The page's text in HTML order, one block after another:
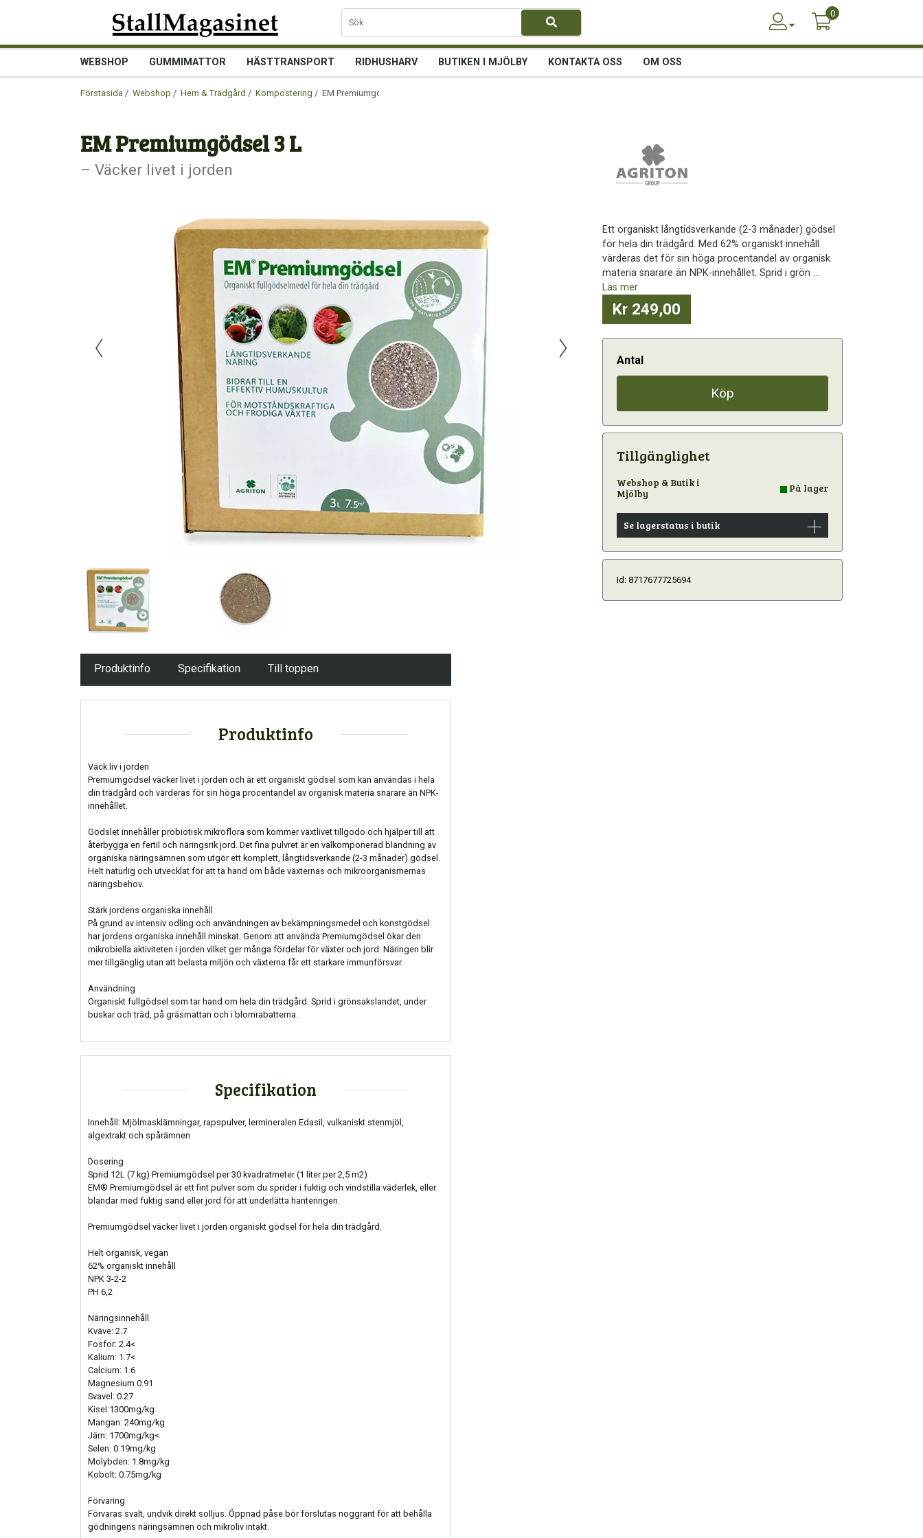
0
WEBSHOP GUMMIMATTOR HÄSTTRANSPORT RIDHUSHARV BUTIKEN I MJÖLBY KONTAKTA OSS OM OSS
Förstasida / Webshop / Hem & Trädgård / Kompostering / EM Premiumgödsel 3 L
EM Premiumgödsel 3 L
– Väcker livet i jorden
Ett organiskt långtidsverkande (2-3 månader) gödsel
för hela din trädgård. Med 62% organiskt innehåll
värderas det för sin höga procentandel av organisk
materia snarare än NPK-innehållet. Sprid i grön ...
Läs mer
Kr 249,00
Antal
Köp
Tillgänglighet
Webshop & Butik i
Mjölby
På lager
Se lagerstatus i butik
Id: 8717677725694
Produktinfo Specifikation Till toppen
Produktinfo
Väck liv i jorden
Premiumgödsel väcker livet i jorden och är ett organiskt gödsel som kan användas i hela
din trädgård och värderas för sin höga procentandel av organisk materia snarare än NPK-
innehållet.
Gödslet innehåller probiotisk mikroflora som kommer växtlivet tillgodo och hjälper till att
återbygga en fertil och näringsrik jord. Det fina pulvret är en välkomponerad blandning av
organiska näringsämnen som utgör ett komplett, långtidsverkande (2-3 månader) gödsel.
Helt naturlig och utvecklat för att ta hand om både växternas och mikroorganismernas
näringsbehov.
Stärk jordens organiska innehåll
På grund av intensiv odling och användningen av bekämpningsmedel och konstgödsel
har jordens organiska innehåll minskat. Genom att använda Premiumgödsel ökar den
mikrobiella aktiviteten i jorden vilket ger många fördelar för växter och jord. Näringen blir
mer tillgänglig utan att belasta miljön och växterna får ett starkare immunförsvar.
Användning
Organiskt fullgödsel som tar hand om hela din trädgård. Sprid i grönsakslandet, under
buskar och träd, på gräsmattan och i blomrabatterna.
Specifikation
Innehåll: Mjölmasklämningar, rapspulver, lermineralen Edasil, vulkaniskt stenmjöl,
algextrakt och spårämnen
Dosering
Sprid 12L (7 kg) Premiumgödsel per 30 kvadratmeter (1 liter per 2,5 m2)
EM® Premiumgödsel är ett fint pulver som du sprider i fuktig och vindstilla väderlek, eller
blandar med fuktig sand eller jord för att underlätta hanteringen.
Premiumgödsel väcker livet i jorden organiskt gödsel för hela din trädgård.
Helt organisk, vegan
62% organiskt innehåll
NPK 3-2-2
PH 6,2
Näringsinnehåll
Kväve: 2.7
Fosfor: 2.4<
Kalium: 1.7<
Calcium: 1.6
Magnesium 0.91
Svavel: 0.27
Kisel:1300mg/kg
Mangan: 240mg/kg
Järn: 1700mg/kg<
Selen: 0.19mg/kg
Molybden: 1.8mg/kg
Kobolt: 0.75mg/kg
Förvaring
Förvaras svalt, undvik direkt solljus. Öppnad påse bör förslutas noggrant för att behålla
gödningens näringsämnen och mikroliv intakt.